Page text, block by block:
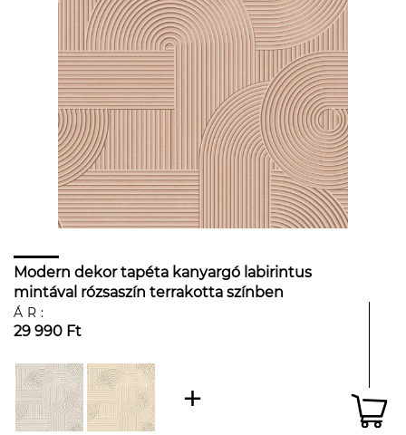
Modern dekor tapéta kanyargó labirintus
mintával rózsaszín terrakotta színben
ÁR:
29 990 Ft